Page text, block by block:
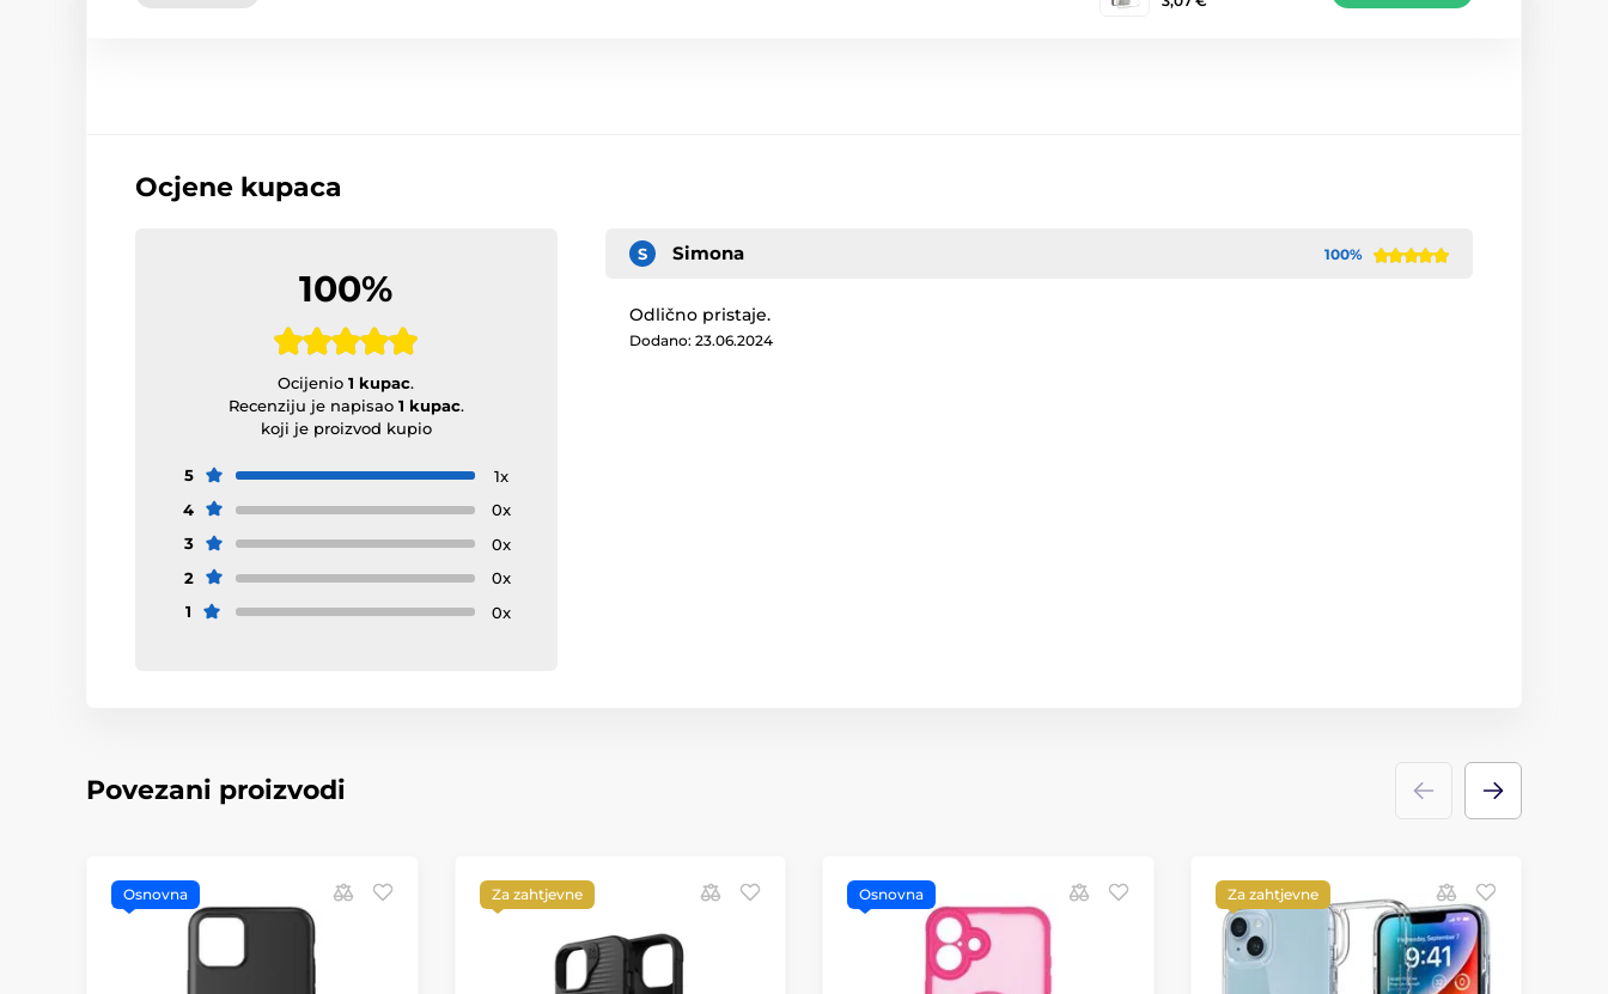
Ocjene kupaca
100%
Ocijenio1 kupac.
Recenziju je napisao 1 kupac.
koji je proizvod kupio
5
1x
4
0x
3
0x
2
0x
1
0x
S Simona 100%
Odlično pristaje.
Dodano: 23.06.2024
Povezani proizvodi
Osnovna Za zahtjevne Osnovna Za zahtjevne